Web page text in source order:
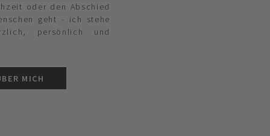
oder den Abschied
geht - ich stehe
persönlich und
MICH